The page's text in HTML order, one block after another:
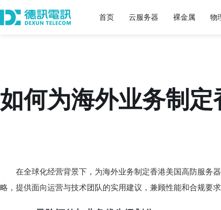
首页 云服务器 裸金属 物
如何为海外业务制
在全球化经营背景下，为海外业务制定香港美国高防服务
略，提供面向运营与技术团队的实用建议，兼顾性能和合规要